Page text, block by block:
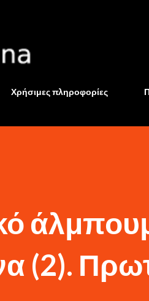
Χρήσιμες πληροφορίες
(2).